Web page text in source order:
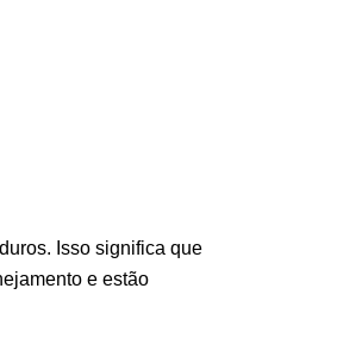
Isso significa que
e estão